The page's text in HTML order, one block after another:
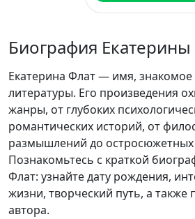
Биография
Екатерина Флат — имя,
литературы. Его произведения
жанры, от глубоких
романтических историй, от
размышлений до
Познакомьтесь с краткой
Флат: узнайте дату рождения,
жизни, творческий путь, а также
автора.